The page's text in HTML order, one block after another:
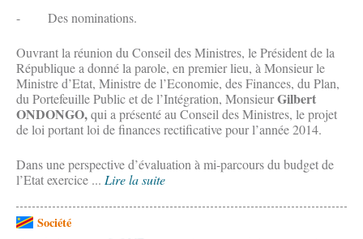
- Des nominations.
Ouvrant la réunion du Conseil des Ministres, le Président de la
République a donné la parole, en premier lieu, à Monsieur le
Ministre d’Etat, Ministre de l’Economie, des Finances, du Plan,
du Portefeuille Public et de l’Intégration, MonsieurGilbert
ONDONGO,qui a présenté au Conseil des Ministres, le projet
de loi portant loi de finances rectificative pour l’année 2014.
Dans une perspective d’évaluation à mi-parcours du budget de
l’Etat exercice ... Lire la suite
Société